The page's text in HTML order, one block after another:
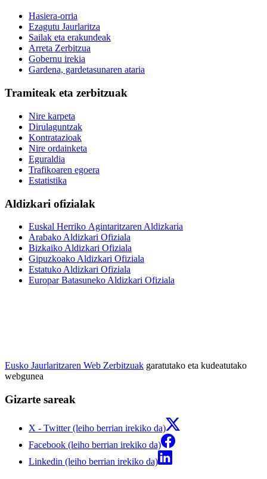
Hasiera-orria
Ezagutu Jaurlaritza
Sailak eta erakundeak
Arreta Zerbitzua
Gobernu irekia
Gardena, gardetasunaren ataria
Tramiteak eta zerbitzuak
Nire karpeta
Dirulaguntzak
Kontratazioak
Nire ordainketa
Eguraldia
Trafikoaren egoera
Estatistika
Aldizkari ofizialak
Euskal Herriko Agintaritzaren Aldizkaria
Arabako Aldizkari Ofiziala
Bizkaiko Aldizkari Ofiziala
Gipuzkoako Aldizkari Ofiziala
Estatuko Aldizkari Ofiziala
Europar Batasuneko Aldizkari Ofiziala
Eusko Jaurlaritzaren Web Zerbitzuak garatutako eta kudeatutako
webgunea
Gizarte sareak
X - Twitter (leiho berrian irekiko da)
Facebook (leiho berrian irekiko da)
Linkedin (leiho berrian irekiko da)